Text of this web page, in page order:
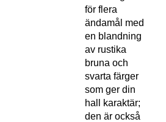
för flera
ändamål med
en blandning
av rustika
bruna och
svarta färger
som ger din
hall karaktär;
den är också